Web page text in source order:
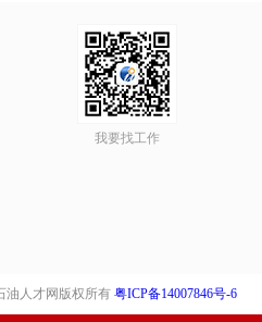
我要找工作
油人才网版权所有 粤ICP备14007846号-6